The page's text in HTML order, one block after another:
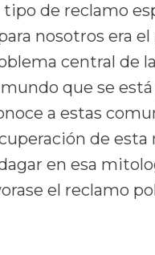
tipo de reclamo
nosotros era
central de
que se
a estas
de esta
en esa
el reclamo